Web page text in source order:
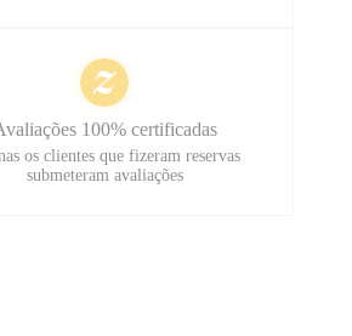
100% certificadas
os clientes que fizeram reservas
submeteram avaliações